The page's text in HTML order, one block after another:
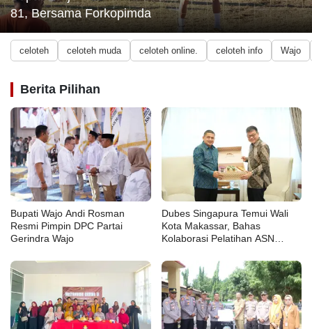
e
in
i
C
ot
e
h
C
o
nt
r
ol
el
ot
h
d
ti
W
ar
k
ul
in
er
L
u
w
u
M
k
a
s
81, Bersama Forkopimda
celoteh celoteh muda celoteh online. celoteh info Wajo
Berita Pilihan
Bupati Wajo Andi Rosman
Resmi Pimpin DPC Partai
Gerindra Wajo
Dubes Singapura Temui Wali
Kota Makassar, Bahas
Kolaborasi Pelatihan ASN